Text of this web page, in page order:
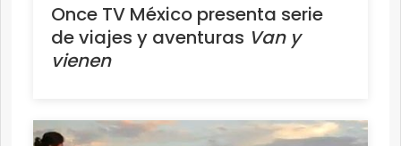
Once TV México presenta serie
de viajes y aventuras Van y
vienen